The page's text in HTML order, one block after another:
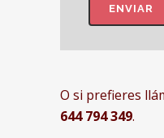
O si prefieres
644 794 349.